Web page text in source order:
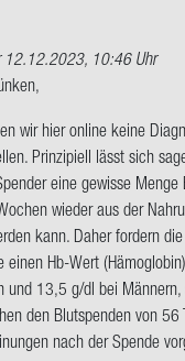
12.12.2023, 10:46 Uhr
wir hier on­line keine
Prin­zi­pi­ell lässt sich
eine ge­wis­se Menge
wie­der aus der
kann. Daher for­dern
einen Hb-​Wert
und 13,5 g/dl bei
den Blut­spen­den von 56
nach der Spen­de